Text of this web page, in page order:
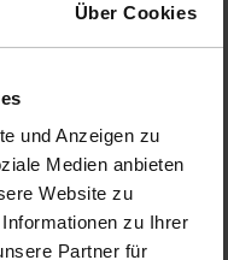
Über Cookies
und Anzeigen zu
Medien anbieten
Website zu
zu Ihrer
Partner für